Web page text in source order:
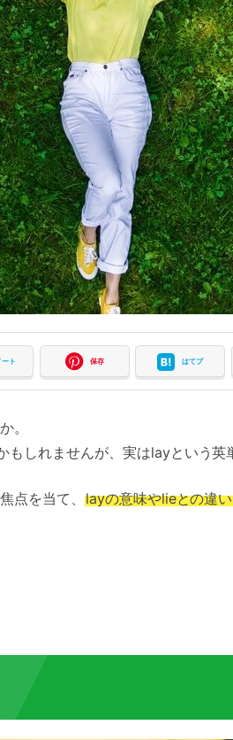
ート 保存 はてブ
。
しれませんが、実はlayという英
点を当て、 layの意味やlieとの違